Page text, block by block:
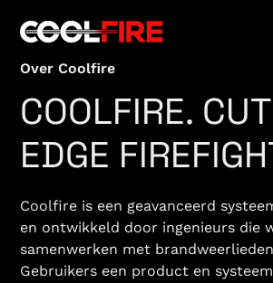
Over Coolfire
COOLFIRE.
EDGE
Coolfire is een geavanceerd
en ontwikkeld door ingenieurs die
samenwerken met
Gebruikers een product en